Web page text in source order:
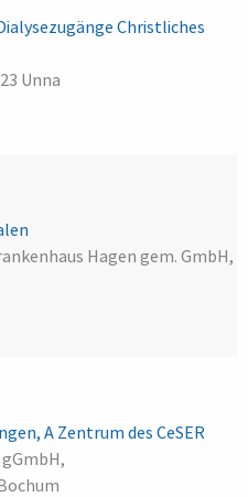
Christliches
Unna
Hagen gem. GmbH,
A Zentrum des CeSER